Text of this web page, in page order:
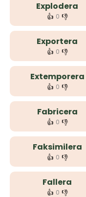
Explodera
👍 0 👎
Exportera
👍 0 👎
Extemporera
👍 0 👎
Fabricera
👍 0 👎
Faksimilera
👍 0 👎
Fallera
👍 0 👎